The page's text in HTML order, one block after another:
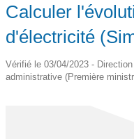
Calculer
d'électricité
Vérifié le 03/04/2023 -
administrative (Première